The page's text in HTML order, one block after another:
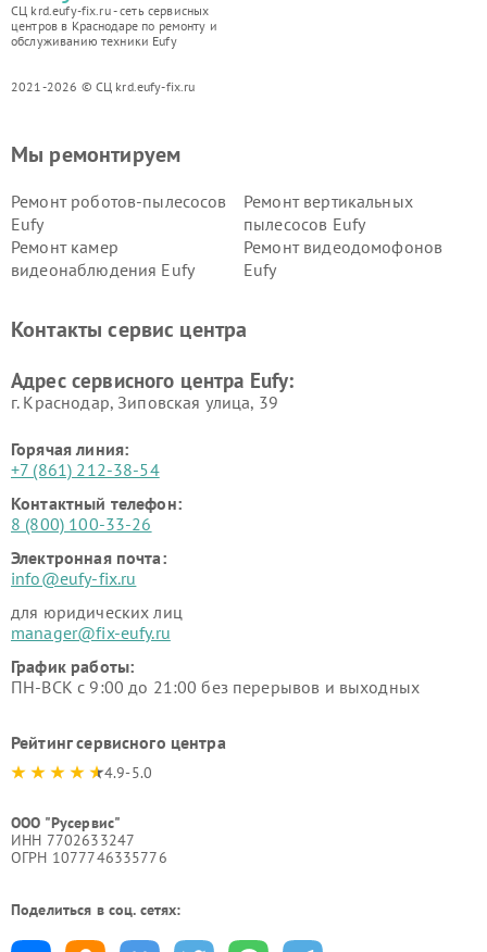
СЦ krd.eufy-fix.ru - сеть сервисных
центров в Краснодаре по ремонту и
обслуживанию техники Eufy
2021-2026 © СЦ krd.eufy-fix.ru
Мы ремонтируем
Ремонт роботов-пылесосов
Eufy
Ремонт вертикальных
пылесосов Eufy
Ремонт камер
видеонаблюдения Eufy
Ремонт видеодомофонов
Eufy
Контакты сервис центра
Адрес сервисного центра Eufy:
г. Краснодар, Зиповская улица, 39
Горячая линия:
+7 (861) 212-38-54
Контактный телефон:
8 (800) 100-33-26
Электронная почта:
info@eufy-fix.ru
для юридических лиц
manager@fix-eufy.ru
График работы:
ПН-ВСК с 9:00 до 21:00 без перерывов и выходных
Рейтинг сервисного центра
4.9-5.0
ООО "Русервис"
ИНН 7702633247
ОГРН 1077746335776
Поделиться в соц. сетях: